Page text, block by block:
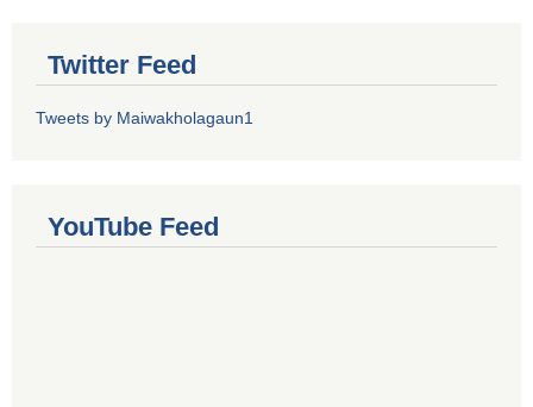
Twitter Feed
Tweets by Maiwakholagaun1
YouTube Feed